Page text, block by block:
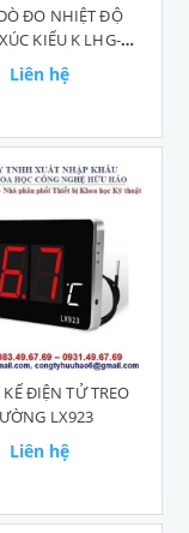
ĐO NHIỆT ĐỘ
KIỂU K LHG-
600℃
Liên hệ
ĐIỆN TỬ TREO
LX923
Liên hệ